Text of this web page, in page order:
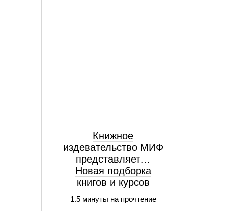
Книжное
издевательство МИФ
представляет…
Новая подборка
книгов и курсов
1.5 минуты на прочтение